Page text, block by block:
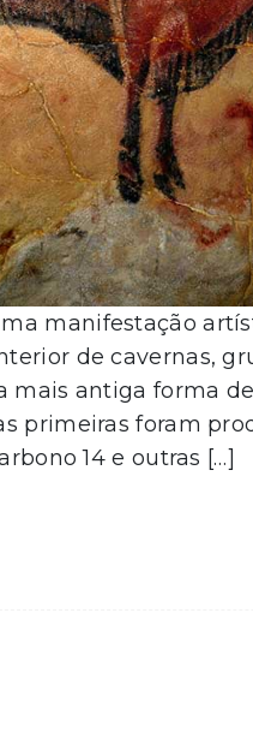
manifestação
de cavernas,
mais antiga forma
primeiras foram
14 e outras […]